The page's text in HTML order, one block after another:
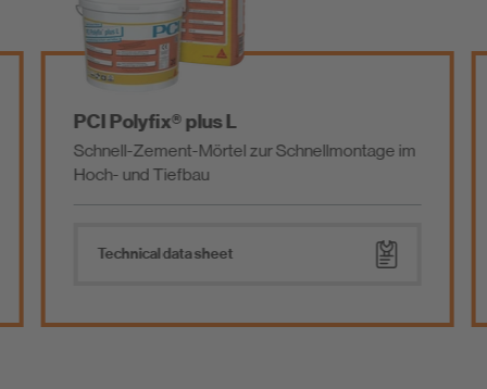
PCI Polyfix® plus L
Schnell-Zement-Mörtel zur Schnellmontage im
Hoch- und Tiefbau
Technical data sheet